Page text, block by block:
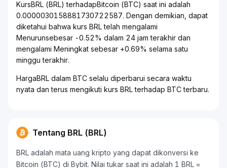
KursBRL (BRL) terhadapBitcoin (BTC) saat ini adalah
0.0000030158881730722587. Dengan demikian, dapat
diketahui bahwa kurs BRL telah mengalami
Menurunsebesar -0.52% dalam 24 jam terakhir dan
mengalami Meningkat sebesar +0.69% selama satu
minggu terakhir.
HargaBRL dalam BTC selalu diperbarui secara waktu
nyata dan terus mengikuti kurs BRL terhadap BTC terbaru.
Tentang BRL (BRL)
BRL adalah mata uang kripto yang dapat dikonversi ke
Bitcoin (BTC) di Bybit. Nilai tukar saat ini adalah 1 BRL =